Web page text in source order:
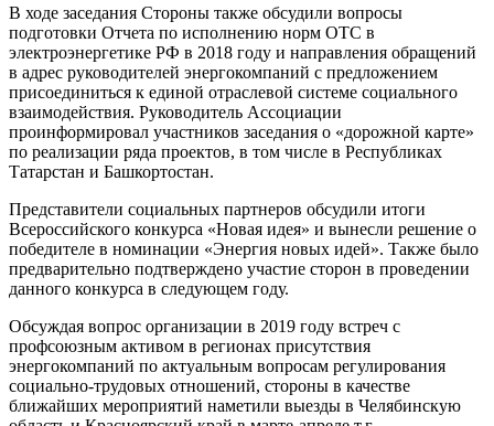
В ходе заседания Стороны также обсудили вопросы
подготовки Отчета по исполнению норм ОТС в
электроэнергетике РФ в 2018 году и направления обращений
в адрес руководителей энергокомпаний с предложением
присоединиться к единой отраслевой системе социального
взаимодействия. Руководитель Ассоциации
проинформировал участников заседания о «дорожной карте»
по реализации ряда проектов, в том числе в Республиках
Татарстан и Башкортостан.
Представители социальных партнеров обсудили итоги
Всероссийского конкурса «Новая идея» и вынесли решение о
победителе в номинации «Энергия новых идей». Также было
предварительно подтверждено участие сторон в проведении
данного конкурса в следующем году.
Обсуждая вопрос организации в 2019 году встреч с
профсоюзным активом в регионах присутствия
энергокомпаний по актуальным вопросам регулирования
социально-трудовых отношений, стороны в качестве
ближайших мероприятий наметили выезды в Челябинскую